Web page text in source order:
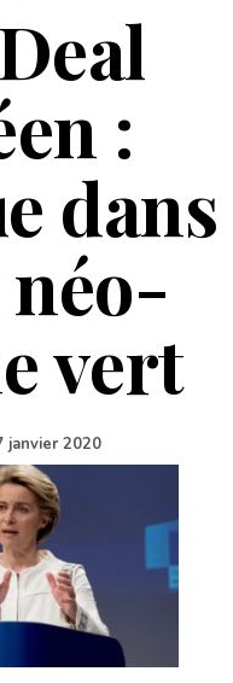
:
dans
néo-
vert
janvier 2020